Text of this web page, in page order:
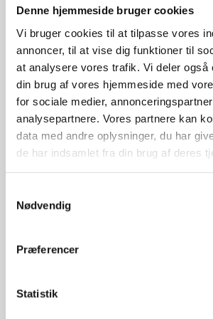
Denne hjemmeside bruger cookies
Vi bruger cookies til at tilpasse vores
annoncer, til at vise dig funktioner til
at analysere vores trafik. Vi deler også
din brug af vores hjemmeside med
for sociale medier,
analysepartnere. Vores partnere kan
data med andre oplysninger, du har
de har indsamlet fra din brug af deres
Nødvendig
Præferencer
Statistik
Torben Sørensen
Værkfører
Email:tss@tarpgaard.dk
Tlf.:26 23 52 20
Børge Andersen
Jakob Hansen